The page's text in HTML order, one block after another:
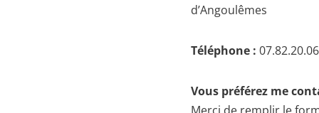
d’Angoulêmes
Téléphone :
Vous préférez me